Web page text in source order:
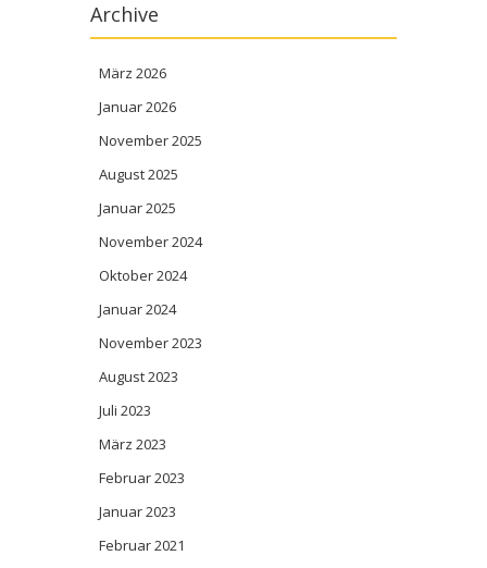
Archive
März 2026
Januar 2026
November 2025
August 2025
Januar 2025
November 2024
Oktober 2024
Januar 2024
November 2023
August 2023
Juli 2023
März 2023
Februar 2023
Januar 2023
Februar 2021